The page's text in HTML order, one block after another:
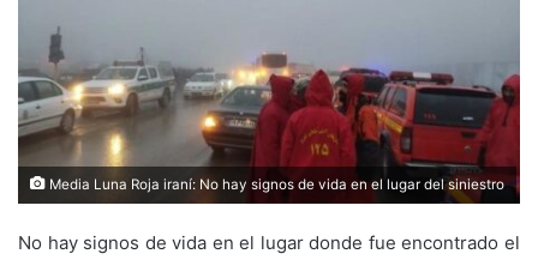
Media Luna Roja iraní: No hay signos de vida en el lugar del siniestro
No hay signos de vida en el lugar donde fue encontrado el